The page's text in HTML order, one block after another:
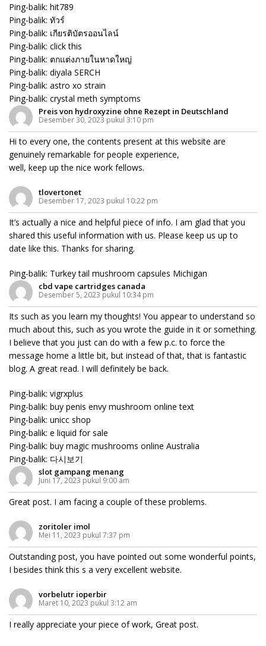
Ping-balik: hit789
Ping-balik: ทัวร์
Ping-balik: เกียรติบัตรออนไลน์
Ping-balik: click this
Ping-balik: ตกแต่งภายในหาดใหญ่
Ping-balik: diyala SERCH
Ping-balik: astro xo strain
Ping-balik: crystal meth symptoms
Preis von hydroxyzine ohne Rezept in Deutschland
Desember 30, 2023 pukul 3:10 pm
Hi to every one, the contents present at this website are
genuinely remarkable for people experience,
well, keep up the nice work fellows.
tlovertonet
Desember 17, 2023 pukul 10:22 pm
It’s actually a nice and helpful piece of info. I am glad that you
shared this useful information with us. Please keep us up to
date like this. Thanks for sharing.
Ping-balik: Turkey tail mushroom capsules Michigan
cbd vape cartridges canada
Desember 5, 2023 pukul 10:34 pm
Its such as you learn my thoughts! You appear to understand so
much about this, such as you wrote the guide in it or something.
I believe that you just can do with a few p.c. to force the
message home a little bit, but instead of that, that is fantastic
blog. A great read. I will definitely be back.
Ping-balik: vigrxplus
Ping-balik: buy penis envy mushroom online text
Ping-balik: unicc shop
Ping-balik: e liquid for sale
Ping-balik: buy magic mushrooms online Australia
Ping-balik: 다시보기
slot gampang menang
Juni 17, 2023 pukul 9:00 am
Great post. I am facing a couple of these problems.
zoritoler imol
Mei 11, 2023 pukul 7:37 pm
Outstanding post, you have pointed out some wonderful points,
I besides think this s a very excellent website.
vorbelutr ioperbir
Maret 10, 2023 pukul 3:12 am
I really appreciate your piece of work, Great post.